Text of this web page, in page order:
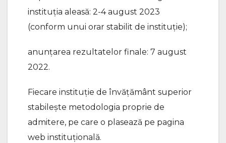
instituția aleasă: 2-4 august 2023
(conform unui orar stabilit de instituție);
anunțarea rezultatelor finale: 7 august
2022.
Fiecare instituție de învățământ superior
stabilește metodologia proprie de
admitere, pe care o plasează pe pagina
web instituțională.